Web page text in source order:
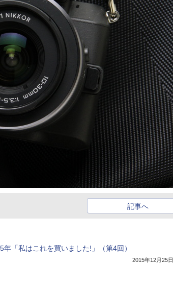
記事へ
年「私はこれを買いました!」（第4回）
2015年12月25日